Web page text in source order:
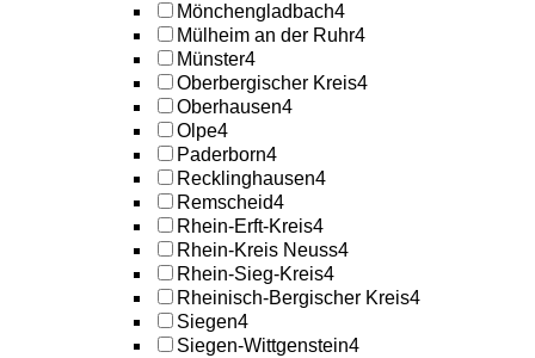
Mönchengladbach4
Mülheim an der Ruhr4
Münster4
Oberbergischer Kreis4
Oberhausen4
Olpe4
Paderborn4
Recklinghausen4
Remscheid4
Rhein-Erft-Kreis4
Rhein-Kreis Neuss4
Rhein-Sieg-Kreis4
Rheinisch-Bergischer Kreis4
Siegen4
Siegen-Wittgenstein4